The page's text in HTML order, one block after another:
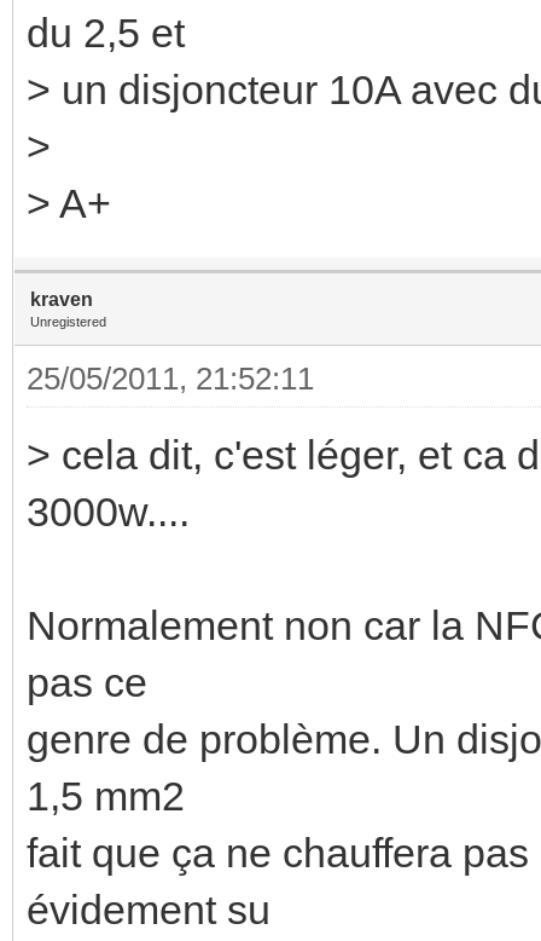
du 2,5 et
> un disjoncteur 10A avec
>
> A+
kraven
Unregistered
25/05/2011, 21:52:11
> cela dit, c'est léger, et ca
3000w....
Normalement non car la
pas ce
genre de problème. Un
1,5 mm2
fait que ça ne chauffera
évidement su